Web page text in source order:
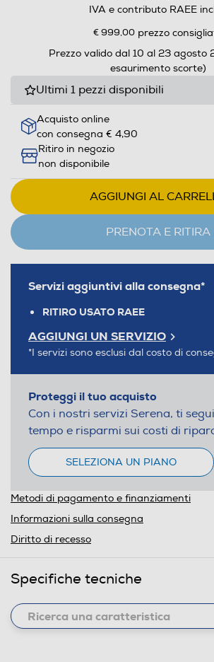
IVA e contributo RAEE
€ 999,00 prezzo
Prezzo valido dal 10 al 23 agosto
esaurimento scorte)
Ultimi 1 pezzi disponibili
Acquisto online
con consegna € 4,90
Ritiro in negozio
non disponibile
AGGIUNGI AL
PRENOTA E RITIRA
Servizi aggiuntivi alla consegna*
RITIRO USATO RAEE
AGGIUNGI UN SERVIZIO
*I servizi sono esclusi dal costo di
Proteggi il tuo acquisto
Con i nostri servizi Serena, ti
tempo e risparmi sui costi di
SELEZIONA UN PIANO
Metodi di pagamento e finanziamenti
Informazioni sulla consegna
Diritto di recesso
Specifiche tecniche